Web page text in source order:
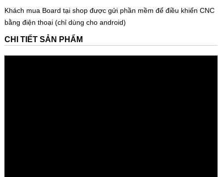
Khách mua Board tại shop được gửi phần mềm để điều khiển CNC
bằng điện thoại (chỉ dùng cho android)
CHI TIẾT SẢN PHẨM